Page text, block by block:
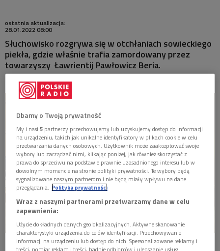
MISTRZOWIE
MATYSIAKOWIE
W JEZIORANACH
ostatnia aktualizacja:
28.01.2022 08:00
Słuchowisko rozgrywa się w otchłaniach sowieckiego
piekła, gdzie właśnie trafia zamordowany przez
towarzyszy Ławrientij Pawłowicz Beria.
Kadr z nagrania słuchowiska "Pierwszy dzień wieczności" Foto: W. Kusiński
Dbamy o Twoją prywatność
My i nasi 5 partnerzy przechowujemy lub uzyskujemy dostęp do informacji
na urządzeniu, takich jak unikalne identyfikatory w plikach cookie w celu
przetwarzania danych osobowych. Użytkownik może zaakceptować swoje
wybory lub zarządzać nimi, klikając poniżej, jak również skorzystać z
prawa do sprzeciwu na podstawie prawnie uzasadnionego interesu lub w
dowolnym momencie na stronie polityki prywatności. Te wybory będą
sygnalizowane naszym partnerom i nie będą miały wpływu na dane
przeglądania.
Polityka prywatności
Wraz z naszymi partnerami przetwarzamy dane w celu
zapewnienia:
Użycie dokładnych danych geolokalizacyjnych. Aktywne skanowanie
charakterystyki urządzenia do celów identyfikacji. Przechowywanie
informacji na urządzeniu lub dostęp do nich. Spersonalizowane reklamy i
treści, pomiar reklam i treści, badnie odbiorców i ulepszanie usług.